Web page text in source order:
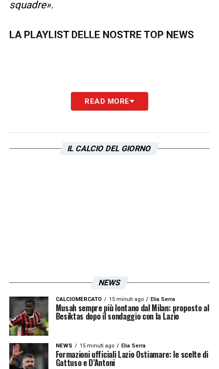
squadre».
LA PLAYLIST DELLE NOSTRE TOP NEWS
READ MORE
IL CALCIO DEL GIORNO
NEWS
CALCIOMERCATO 15 minuti ago Elia Serra
Musah sempre più lontano dal Milan: proposto al
Besiktas dopo il sondaggio con la Lazio
NEWS 15 minuti ago Elia Serra
Formazioni ufficiali Lazio Ostiamare: le scelte di
Gattuso e D’Antoni